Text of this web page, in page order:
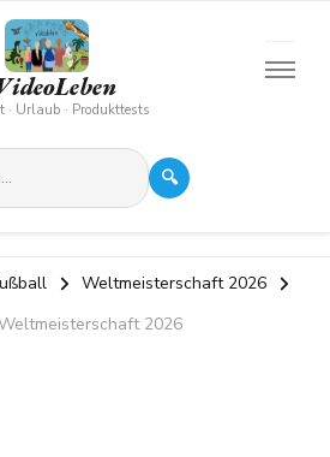
· Urlaub · Produkttests
🔍
Weltmeisterschaft 2026
2026